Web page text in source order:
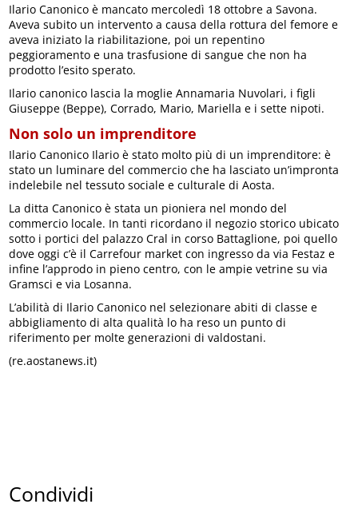
Ilario Canonico è mancato mercoledì 18 ottobre a Savona.
Aveva subito un intervento a causa della rottura del femore e
aveva iniziato la riabilitazione, poi un repentino
peggioramento e una trasfusione di sangue che non ha
prodotto l’esito sperato.
Ilario canonico lascia la moglie Annamaria Nuvolari, i figli
Giuseppe (Beppe), Corrado, Mario, Mariella e i sette nipoti.
Non solo un imprenditore
Ilario Canonico Ilario è stato molto più di un imprenditore: è
stato un luminare del commercio che ha lasciato un’impronta
indelebile nel tessuto sociale e culturale di Aosta.
La ditta Canonico è stata un pioniera nel mondo del
commercio locale. In tanti ricordano il negozio storico ubicato
sotto i portici del palazzo Cral in corso Battaglione, poi quello
dove oggi c’è il Carrefour market con ingresso da via Festaz e
infine l’approdo in pieno centro, con le ampie vetrine su via
Gramsci e via Losanna.
L’abilità di Ilario Canonico nel selezionare abiti di classe e
abbigliamento di alta qualità lo ha reso un punto di
riferimento per molte generazioni di valdostani.
(re.aostanews.it)
Condividi